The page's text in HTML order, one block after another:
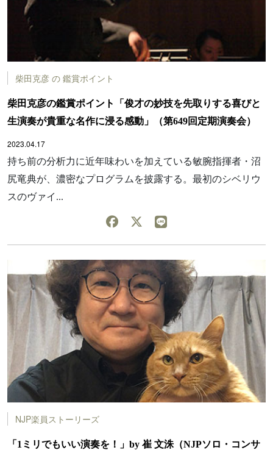
柴田克彦 の 鑑賞ポイント
柴田克彦の鑑賞ポイント「俊才の妙技を先取りする喜びと
生演奏が貴重な名作に浸る感動」（第649回定期演奏会）
2023.04.17
持ち前の分析力に近年味わいを加えている敏腕指揮者・沼
尻竜典が、濃密なプログラムを披露する。最初のシベリウ
スのヴァイ...
NJP楽員ストーリーズ
「1ミリでもいい演奏を！」by 崔 文洙（NJPソロ・コンサ